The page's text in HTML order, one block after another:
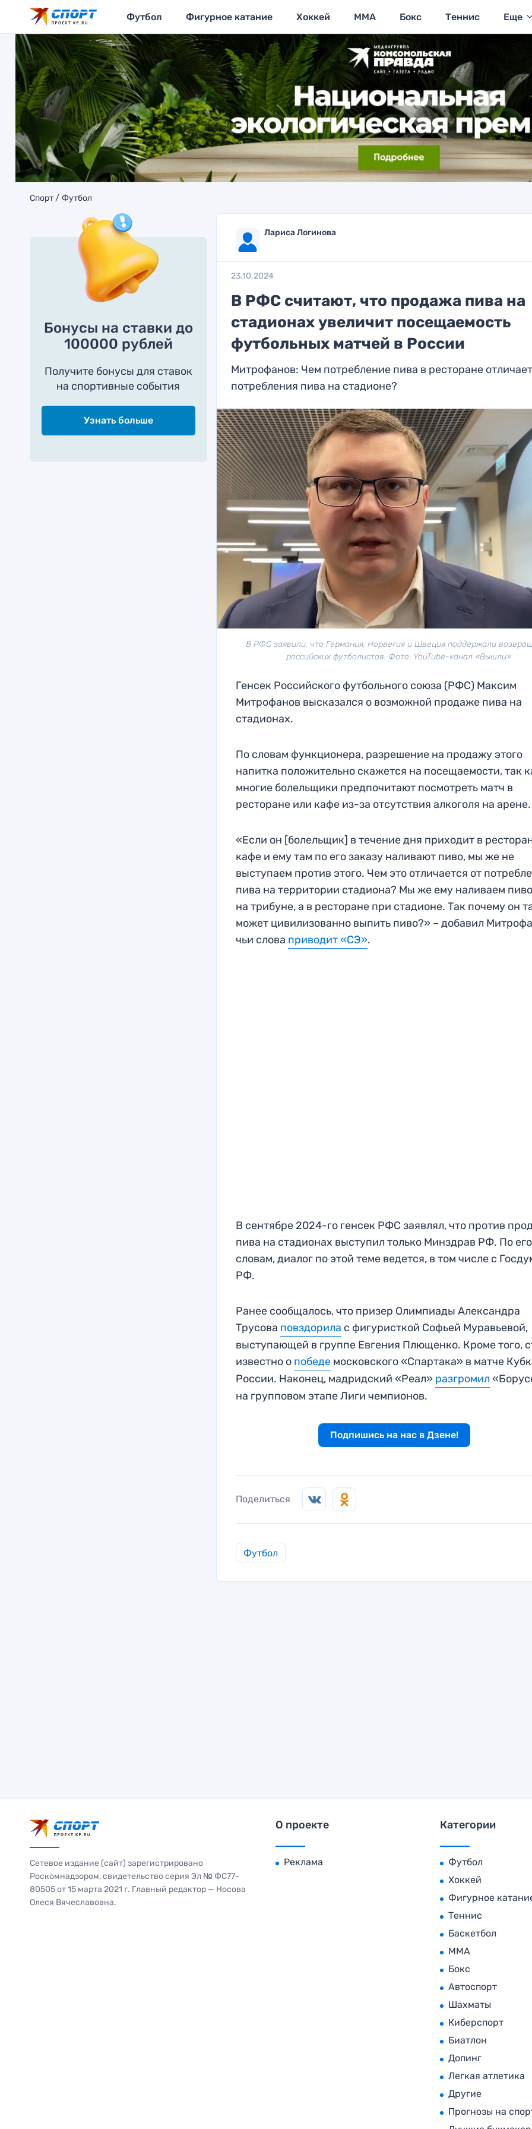
Футбол Фигурное катание Хоккей MMA Бокс Теннис Еще
Спорт Футбол
Бонусы на ставки до
100000 рублей
Получите бонусы для ставок
на спортивные события
Узнать больше
Лариса Логинова
23.10.2024
В РФС считают, что продажа пива на
стадионах увеличит посещаемость
футбольных матчей в России
Митрофанов: Чем потребление пива в ресторане
потребления пива на стадионе?
В РФС заявили, что Германия, Норвегия и Швеция поддержали
российских футболистов. Фото: YouTube-канал «Вышли»
Генсек Российского футбольного союза (РФС) Максим
Митрофанов высказался о возможной продаже пива на
стадионах.
По словам функционера, разрешение на продажу этого
напитка положительно скажется на посещаемости, так
многие болельщики предпочитают посмотреть матч в
ресторане или кафе из-за отсутствия алкоголя на арене.
«Если он [болельщик] в течение дня приходит в
кафе и ему там по его заказу наливают пиво, мы же не
выступаем против этого. Чем это отличается от
пива на территории стадиона? Мы же ему наливаем
на трибуне, а в ресторане при стадионе. Так почему он
может цивилизованно выпить пиво?» – добавил
чьи слова приводит «СЭ».
В сентябре 2024-го генсек РФС заявлял, что против
пива на стадионах выступил только Минздрав РФ. По его
словам, диалог по этой теме ведется, в том числе с
РФ.
Ранее сообщалось, что призер Олимпиады Александра
Трусова повздорила с фигуристкой Софьей Муравьевой,
выступающей в группе Евгения Плющенко. Кроме того,
известно о победе московского «Спартака» в матче
России. Наконец, мадридский «Реал» разгромил
на групповом этапе Лиги чемпионов.
Подпишись на нас в Дзене!
Поделиться
Футбол
Сетевое издание (сайт) зарегистрировано
Роскомнадзором, свидетельство серия Эл № ФС77-
80505 от 15 марта 2021 г. Главный редактор — Носова
Олеся Вячеславовна.
О проекте
Реклама
Категории
Футбол
Хоккей
Фигурное
Теннис
Баскетбол
MMA
Бокс
Автоспорт
Шахматы
Киберспорт
Биатлон
Допинг
Легкая атлетика
Другие
Прогнозы на